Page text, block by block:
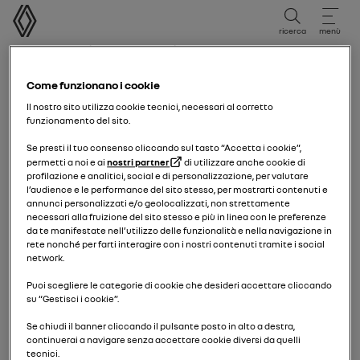
Manuale utente
ricerca menù
Breadcrumb
pagina iniziale Elenco modelli Renault Clio 5
nuova Renault Twingo
08/12/2025
Esplora Manuale Spie di avvertimento guida PDF ricerca
Cerca
Nessun risultato
Come funzionano i cookie
Il nostro sito utilizza cookie tecnici, necessari al corretto
funzionamento del sito.
Se presti il tuo consenso cliccando sul tasto “Accetta i cookie”,
permetti a noi e ainostri partner
di utilizzare anche cookie di
profilazione e analitici, social e di personalizzazione, per valutare
l’audience e le performance del sito stesso, per mostrarti contenuti e
annunci personalizzati e/o geolocalizzati, non strettamente
necessari alla fruizione del sito stesso e più in linea con le preferenze
da te manifestate nell’utilizzo delle funzionalità e nella navigazione in
rete nonché per farti interagire con i nostri contenuti tramite i social
network.
Puoi scegliere le categorie di cookie che desideri accettare cliccando
su “Gestisci i cookie”.
Se chiudi il banner cliccando il pulsante posto in alto a destra,
continuerai a navigare senza accettare cookie diversi da quelli
tecnici.